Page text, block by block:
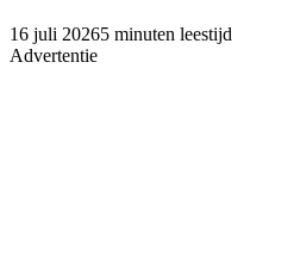
16 juli 20265 minuten leestijd
Advertentie